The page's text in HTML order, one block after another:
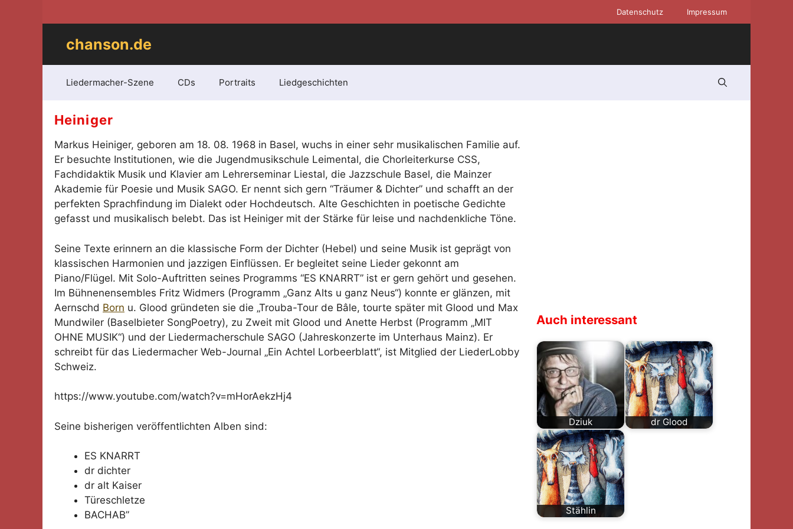
Datenschutz Impressum
chanson.de
Liedermacher-Szene CDs Portraits Liedgeschichten
Heiniger
Markus Heiniger, geboren am 18. 08. 1968 in Basel, wuchs in einer sehr musikalischen Familie auf.
Er besuchte Institutionen, wie die Jugendmusikschule Leimental, die Chorleiterkurse CSS,
Fachdidaktik Musik und Klavier am Lehrerseminar Liestal, die Jazzschule Basel, die Mainzer
Akademie für Poesie und Musik SAGO. Er nennt sich gern “Träumer & Dichter” und schafft an der
perfekten Sprachfindung im Dialekt oder Hochdeutsch. Alte Geschichten in poetische Gedichte
gefasst und musikalisch belebt. Das ist Heiniger mit der Stärke für leise und nachdenkliche Töne.
Seine Texte erinnern an die klassische Form der Dichter (Hebel) und seine Musik ist geprägt von
klassischen Harmonien und jazzigen Einflüssen. Er begleitet seine Lieder gekonnt am
Piano/Flügel. Mit Solo-Auftritten seines Programms “ES KNARRT” ist er gern gehört und gesehen.
Im Bühnenensembles Fritz Widmers (Programm „Ganz Alts u ganz Neus“) konnte er glänzen, mit
Aernschd Born u. Glood gründeten sie die „Trouba-Tour de Bâle, tourte später mit Glood und Max
Mundwiler (Baselbieter SongPoetry), zu Zweit mit Glood und Anette Herbst (Programm „MIT
OHNE MUSIK“) und der Liedermacherschule SAGO (Jahreskonzerte im Unterhaus Mainz). Er
schreibt für das Liedermacher Web-Journal „Ein Achtel Lorbeerblatt“, ist Mitglied der LiederLobby
Schweiz.
https://www.youtube.com/watch?v=mHorAekzHj4
Seine bisherigen veröffentlichten Alben sind:
ES KNARRT
dr dichter
dr alt Kaiser
Türeschletze
BACHAB”
Auch interessant
Dziuk
Eine Biographie
über Danny Dziuk
zu schreiben, ist
keine leichte…
dr Glood
Stählin